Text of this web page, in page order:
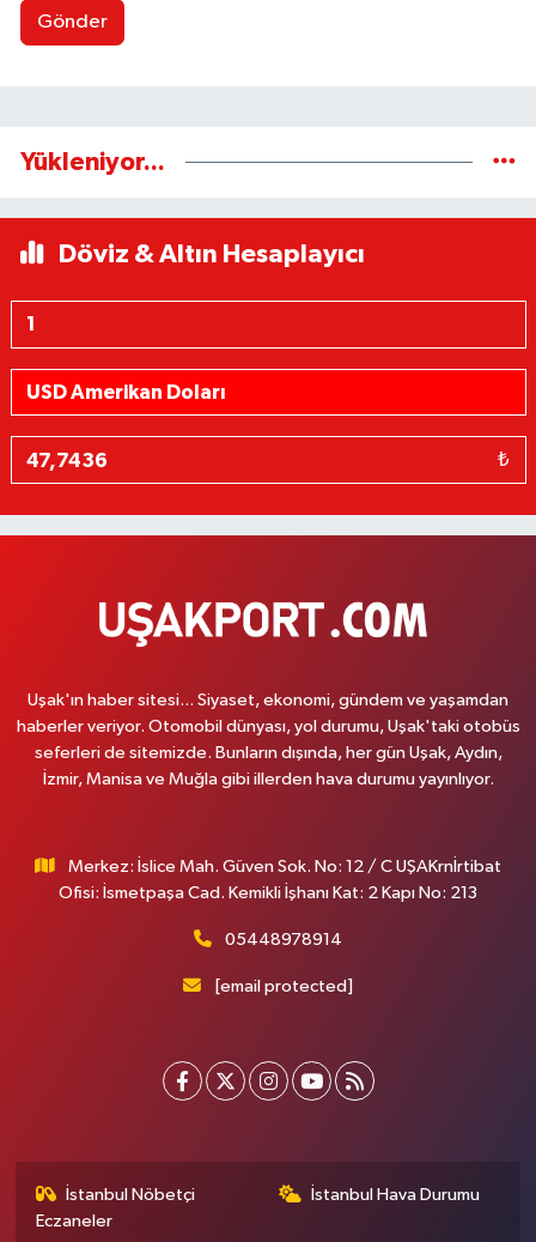
Gönder
Yükleniyor...
Döviz & Altın Hesaplayıcı
₺
Uşak'ın haber sitesi... Siyaset, ekonomi, gündem ve yaşamdan
haberler veriyor. Otomobil dünyası, yol durumu, Uşak'taki otobüs
seferleri de sitemizde. Bunların dışında, her gün Uşak, Aydın,
İzmir, Manisa ve Muğla gibi illerden hava durumu yayınlıyor.
Merkez: İslice Mah. Güven Sok. No: 12 / C UŞAKrnİrtibat
Ofisi: İsmetpaşa Cad. Kemikli İşhanı Kat: 2 Kapı No: 213
05448978914
[email protected]
İstanbul Nöbetçi
Eczaneler
İstanbul Hava Durumu